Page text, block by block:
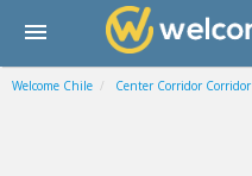
Welcome Chile Center Corridor Corridor